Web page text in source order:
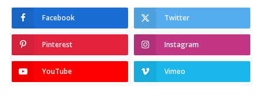
Facebook Twitter
Pinterest Instagram
YouTube Vimeo